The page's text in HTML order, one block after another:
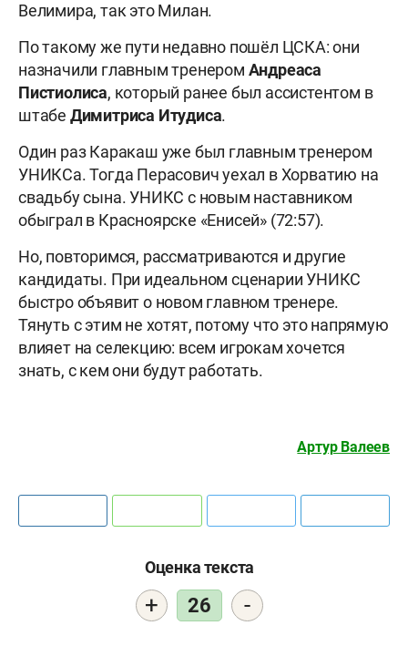
Велимира, так это Милан.
По такому же пути недавно пошёл ЦСКА: они
назначили главным тренером Андреаса
Пистиолиса, который ранее был ассистентом в
штабе Димитриса Итудиса.
Один раз Каракаш уже был главным тренером
УНИКСа. Тогда Перасович уехал в Хорватию на
свадьбу сына. УНИКС с новым наставником
обыграл в Красноярске «Енисей» (72:57).
Но, повторимся, рассматриваются и другие
кандидаты. При идеальном сценарии УНИКС
быстро объявит о новом главном тренере.
Тянуть с этим не хотят, потому что это напрямую
влияет на селекцию: всем игрокам хочется
знать, с кем они будут работать.
Артур Валеев
Оценка текста
+ 26 -